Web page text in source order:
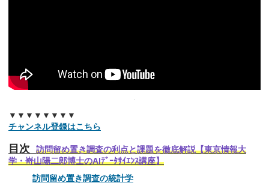
▼▼▼▼▼▼▼▼
チャンネル登録はこちら
目次
訪問留め置き調査の利点と課題を徹底解説【東京情報大
学・嵜山陽二郎博士のAIﾃﾞｰﾀｻｲｴﾝｽ講座】
訪問留め置き調査の統計学